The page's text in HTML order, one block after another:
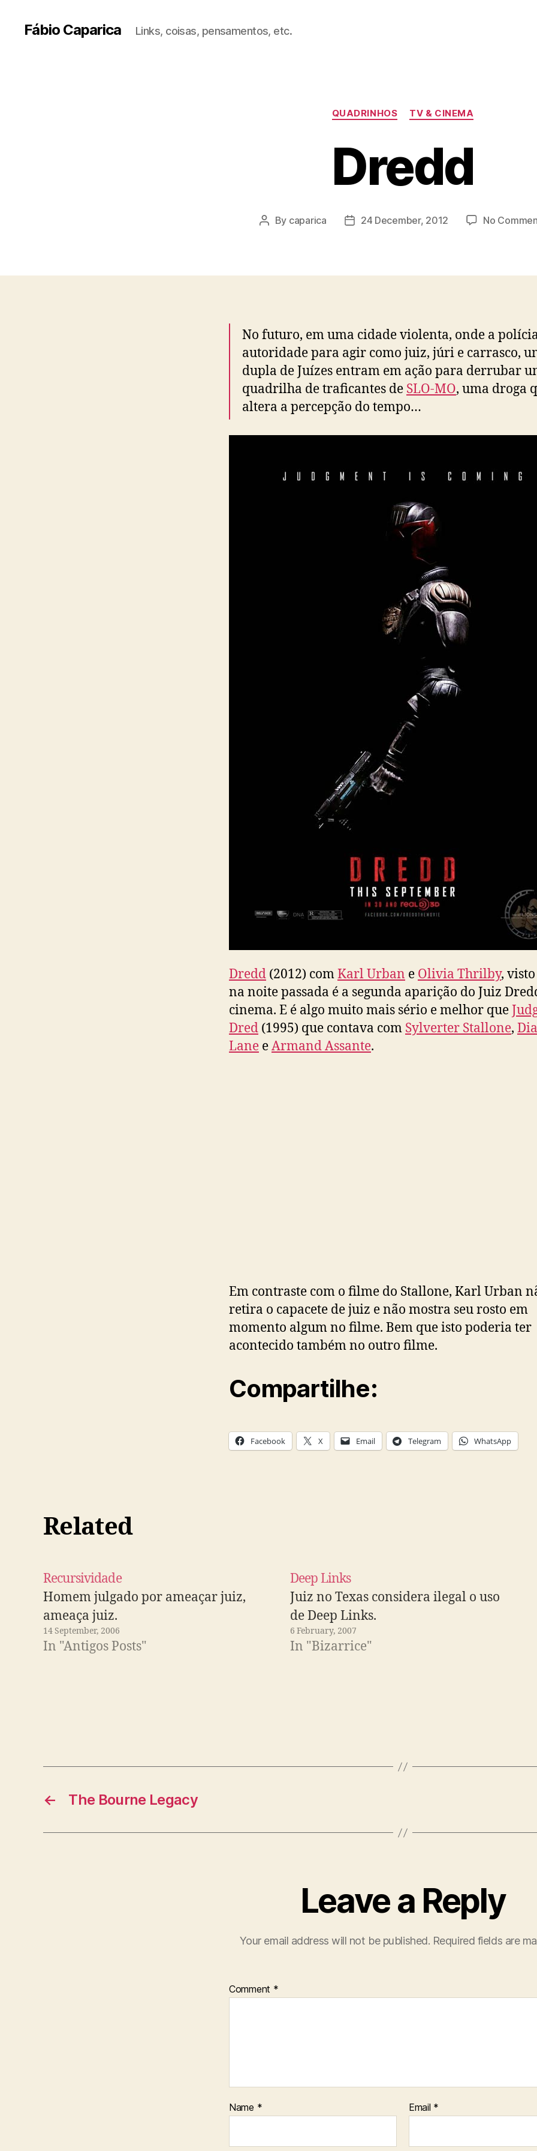
Fábio Caparica Links, coisas, pensamentos, etc.
Categories
QUADRINHOS TV & CINEMA
Dredd
Post
By caparica
Post24 December, 2012 No
No futuro, em uma cidade violenta, onde a
autoridade para agir como juiz, júri e carrasco,
dupla de Juízes entram em ação para derrubar
quadrilha de traficantes de SLO-MO, uma droga
altera a percepção do tempo…
Dredd (2012) comKarl Urban e Olivia Thrilby,
na noite passada é a segunda aparição do Juiz
cinema. E é algo muito mais sério e melhor que
Dred (1995) que contava com Sylverter Stallone,
Lane eArmand Assante.
Em contraste com o filme do Stallone, Karl Urban
retira o capacete de juiz e não mostra seu rosto em
momento algum no filme. Bem que isto poderia ter
acontecido também no outro filme.
Compartilhe:
Facebook X Email Telegram WhatsApp
Related
Recursividade
Homem julgado por ameaçar juiz,
ameaça juiz.
14 September, 2006
In "Antigos Posts"
Deep Links
Juiz no Texas considera ilegal o uso
de Deep Links.
6 February, 2007
In "Bizarrice"
← The Bourne Legacy
Leave a Reply
Your email address will not be published. Required fields are
Comment *
Name * Email *